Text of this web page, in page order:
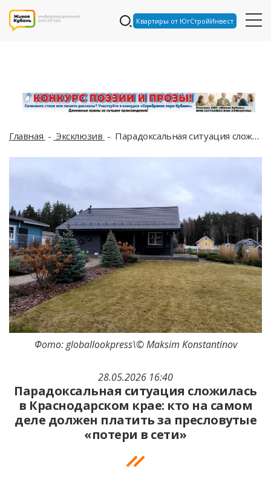
Квартиры от ЮгСтройИнвест
Главная Эксклюзив Парадоксальная ситуация сложилась в Краснодарском крае: кто на самом деле должен платить за пресловутые «потери в сети»
28.05.2026 16:40
Парадоксальная ситуация сложилась
в Краснодарском крае: кто на самом
деле должен платить за пресловутые
«потери в сети»
Фото: globallookpress\© Maksim Konstantinov